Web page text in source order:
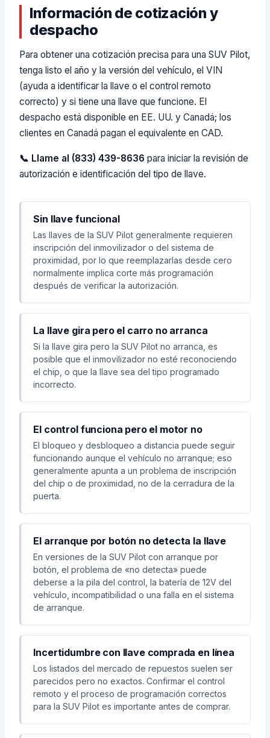
Información de cotización y
despacho
Para obtener una cotización precisa para una SUV Pilot,
tenga listo el año y la versión del vehículo, el VIN
(ayuda a identificar la llave o el control remoto
correcto) y si tiene una llave que funcione. El
despacho está disponible en EE. UU. y Canadá; los
clientes en Canadá pagan el equivalente en CAD.
📞 Llame al (833) 439-8636 para iniciar la revisión de
autorización e identificación del tipo de llave.
Sin llave funcional
Las llaves de la SUV Pilot generalmente requieren
inscripción del inmovilizador o del sistema de
proximidad, por lo que reemplazarlas desde cero
normalmente implica corte más programación
después de verificar la autorización.
La llave gira pero el carro no arranca
Si la llave gira pero la SUV Pilot no arranca, es
posible que el inmovilizador no esté reconociendo
el chip, o que la llave sea del tipo programado
incorrecto.
El control funciona pero el motor no
El bloqueo y desbloqueo a distancia puede seguir
funcionando aunque el vehículo no arranque; eso
generalmente apunta a un problema de inscripción
del chip o de proximidad, no de la cerradura de la
puerta.
El arranque por botón no detecta la llave
En versiones de la SUV Pilot con arranque por
botón, el problema de «no detecta» puede
deberse a la pila del control, la batería de 12V del
vehículo, incompatibilidad o una falla en el sistema
de arranque.
Incertidumbre con llave comprada en línea
Los listados del mercado de repuestos suelen ser
parecidos pero no exactos. Confirmar el control
remoto y el proceso de programación correctos
para la SUV Pilot es importante antes de comprar.